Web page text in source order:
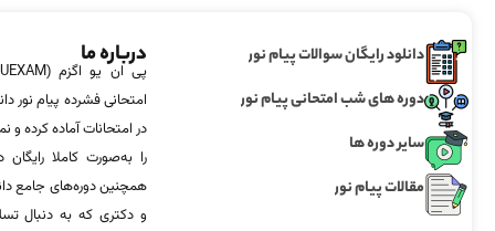
دانلود رایگان سوالات پیام نور
دوره های شب امتحانی پیام نور
سایر دوره ها
مقالات پیام نور
درباره ما
امتحانی فشرده پیام نور
در امتحانات آماده‌ کرده
را به‌صورت کاملا
همچنین دوره‌های جامع
و دکتری که به دنبال